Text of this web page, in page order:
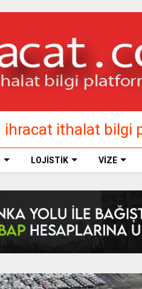
ihracat ithalat bilgi
LOJİSTİK VİZE